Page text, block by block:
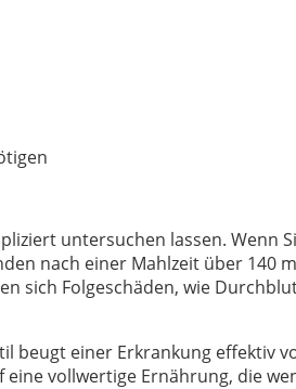
untersuchen lassen. Wenn
nach einer Mahlzeit über 140
sich Folgeschäden, wie
beugt einer Erkrankung effektiv
vollwertige Ernährung, die